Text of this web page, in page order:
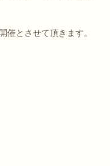
催とさせて頂きます。